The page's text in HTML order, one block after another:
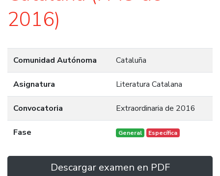
2016)
Comunidad Autónoma Cataluña
Asignatura Literatura Catalana
Convocatoria Extraordinaria de 2016
Fase General Específica
Descargar examen en PDF